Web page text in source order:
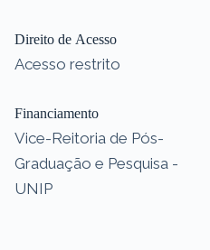
Direito de Acesso
Acesso restrito
Financiamento
Vice-Reitoria de Pós-
Graduação e Pesquisa -
UNIP